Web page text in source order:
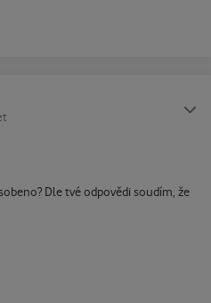
Dle tvé odpovědi soudím, že